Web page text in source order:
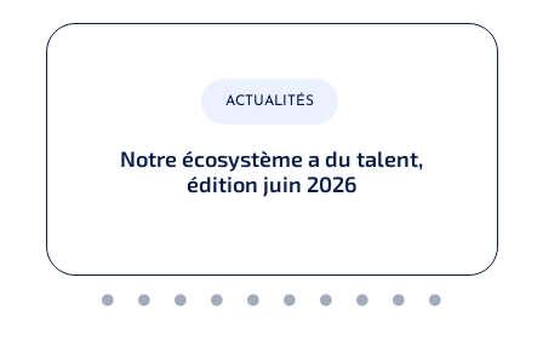
ACTUALITÉS
Notre écosystème a du talent,
édition juin 2026​